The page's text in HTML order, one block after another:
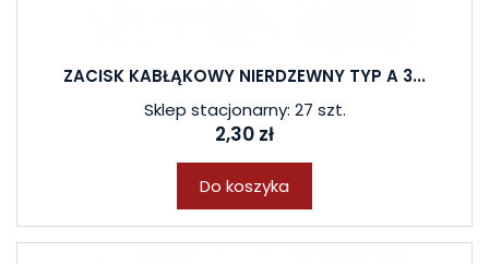
ZACISK KABŁĄKOWY NIERDZEWNY TYP A 3...
Sklep stacjonarny: 27 szt.
2,30 zł
Do koszyka